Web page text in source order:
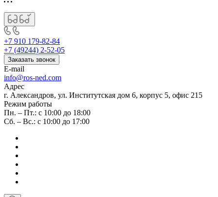
+7 910 179-82-84
+7 (49244) 2-52-05
Заказать звонок
E-mail
info@ros-ned.com
Адрес
г. Александров, ул. Институтская дом 6, корпус 5, офис 215
Режим работы
Пн. – Пт.: с 10:00 до 18:00
Сб. – Вс.: с 10:00 до 17:00